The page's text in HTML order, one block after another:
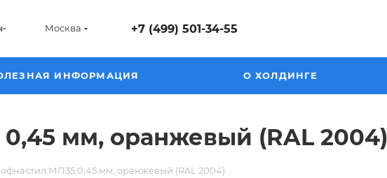
Москва +7 (499) 501-34-55
ИНФОРМАЦИЯ О ХОЛДИНГЕ
мм, оранжевый (RAL 2004)
МП35 0,45 мм, оранжевый (RAL 2004)